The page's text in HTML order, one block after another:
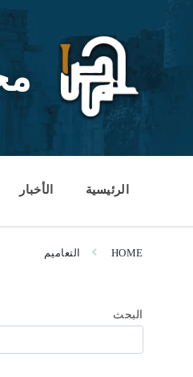
content
الرئيسية الأخبار
HOME التعاميم
البحث